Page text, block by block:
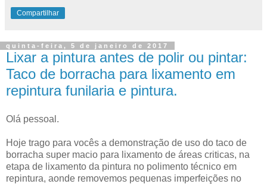
Compartilhar
quinta-feira, 5 de janeiro de 2017
Lixar a pintura antes de polir ou pintar:
Taco de borracha para lixamento em
repintura funilaria e pintura.
Olá pessoal.
Hoje trago para vocês a demonstração de uso do taco de
borracha super macio para lixamento de áreas criticas, na
etapa de lixamento da pintura no polimento técnico em
repintura, aonde removemos pequenas imperfeições no